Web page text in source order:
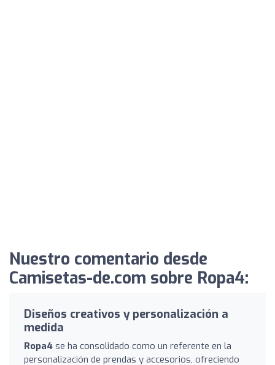
Nuestro comentario desde
Camisetas-de.com sobre Ropa4:
Diseños creativos y personalización a
medida
Ropa4 se ha consolidado como un referente en la
personalización de prendas y accesorios, ofreciendo